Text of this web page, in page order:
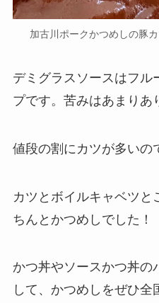
加古川ポークかつめしの豚
デミグラスソースはフル
プです。苦みはあまりあ
値段の割にカツが多いの
カツとボイルキャベツと
ちんとかつめしでした！
かつ丼やソースかつ丼の
して、かつめしをぜひ